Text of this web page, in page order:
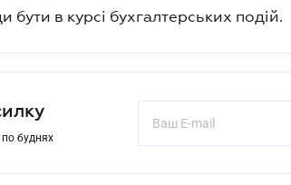
бути в курсі бухгалтерських подій.
по буднях